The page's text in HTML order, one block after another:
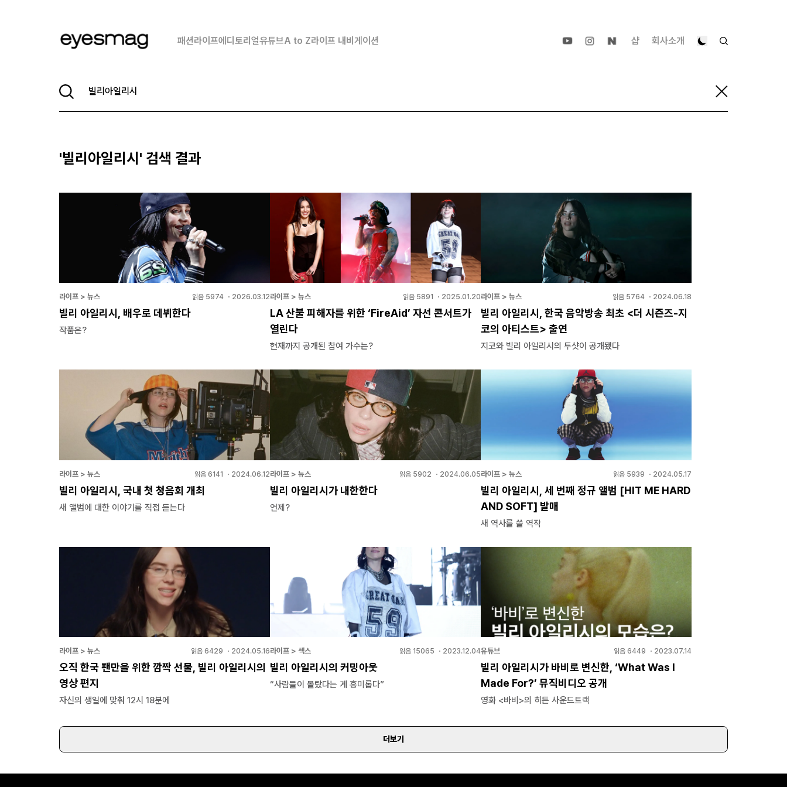
패션라이프에디토리얼유튜브A to Z라이프 내비게이션 샵 회사소개
'빌리아일리시 ' 검색 결과
라이프 > 뉴스 읽음 5974・ 2026.03.12
빌리 아일리시, 배우로 데뷔한다
작품은?
라이프 > 뉴스 읽음 5891 ・ 2025.01.20
LA 산불 피해자를 위한 ‘FireAid’ 자선 콘서트가
열린다
현재까지 공개된 참여 가수는?
라이프 > 뉴스 읽음 5764・ 2024.06.18
빌리 아일리시, 한국 음악방송 최초 <더 시즌즈-지
코의 아티스트> 출연
지코와 빌리 아일리시의 투샷이 공개됐다
라이프 > 뉴스 읽음 6141 ・ 2024.06.12
빌리 아일리시, 국내 첫 청음회 개최
새 앨범에 대한 이야기를 직접 듣는다
라이프 > 뉴스 읽음 5902 ・ 2024.06.05
빌리 아일리시가 내한한다
언제?
라이프 > 뉴스 읽음 5939 ・ 2024.05.17
빌리 아일리시, 세 번째 정규 앨범 [HIT ME HARD
AND SOFT] 발매
새 역사를 쓸 역작
라이프 > 뉴스 읽음 6429 ・ 2024.05.16
오직 한국 팬만을 위한 깜짝 선물, 빌리 아일리시의
영상 편지
자신의 생일에 맞춰 12시 18분에
라이프 > 섹스 읽음 15065 ・ 2023.12.04
빌리 아일리시의 커밍아웃
“사람들이 몰랐다는 게 흥미롭다”
유튜브 읽음 6449 ・ 2023.07.14
빌리 아일리시가 바비로 변신한, ‘What Was I
Made For?’ 뮤직비디오 공개
영화 <바비>의 히든 사운드트랙
더보기